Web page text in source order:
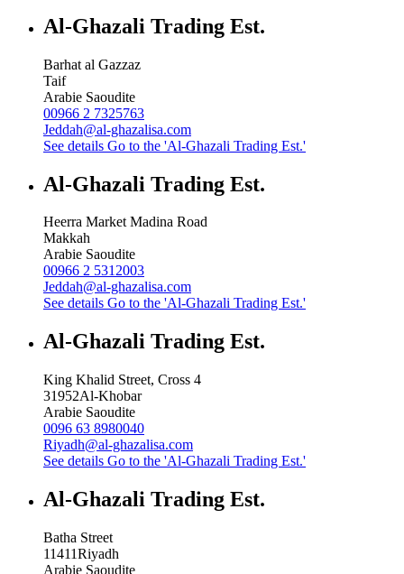
Al-Ghazali Trading Est.
Barhat al Gazzaz
Taif
Arabie Saoudite
00966 2 7325763
Jeddah@al-ghazalisa.com
See details Go to the 'Al-Ghazali Trading Est.'
Al-Ghazali Trading Est.
Heerra Market Madina Road
Makkah
Arabie Saoudite
00966 2 5312003
Jeddah@al-ghazalisa.com
See details Go to the 'Al-Ghazali Trading Est.'
Al-Ghazali Trading Est.
King Khalid Street, Cross 4
31952Al-Khobar
Arabie Saoudite
0096 63 8980040
Riyadh@al-ghazalisa.com
See details Go to the 'Al-Ghazali Trading Est.'
Al-Ghazali Trading Est.
Batha Street
11411Riyadh
Arabie Saoudite